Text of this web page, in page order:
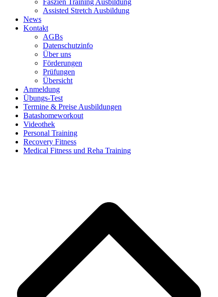
Assisted Stretch Ausbildung
News
Kontakt
AGBs
Datenschutzinfo
Über uns
Förderungen
Prüfungen
Übersicht
Anmeldung
Übungs-Test
Termine & Preise Ausbildungen
Batashomeworkout
Videothek
Personal Training
Recovery Fitness
Medical Fitness und Reha Training